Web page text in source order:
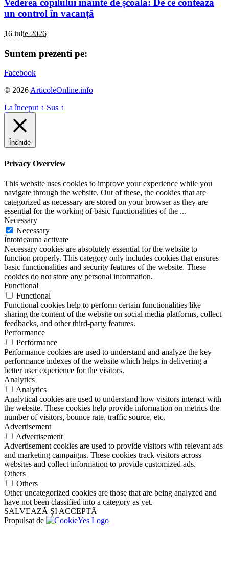
Vederea copilului inainte de școală: De ce contează
un control în vacanță
16 iulie 2026
Suntem prezenti pe:
Facebook
© 2026 ArticoleOnline.info
La început ↑ Sus ↑
Închide
Privacy Overview
This website uses cookies to improve your experience while you
navigate through the website. Out of these, the cookies that are
categorized as necessary are stored on your browser as they are
essential for the working of basic functionalities of the ...
Necessary
Necessary
Întotdeauna activate
Necessary cookies are absolutely essential for the website to
function properly. This category only includes cookies that ensures
basic functionalities and security features of the website. These
cookies do not store any personal information.
Functional
Functional
Functional cookies help to perform certain functionalities like
sharing the content of the website on social media platforms, collect
feedbacks, and other third-party features.
Performance
Performance
Performance cookies are used to understand and analyze the key
performance indexes of the website which helps in delivering a
better user experience for the visitors.
Analytics
Analytics
Analytical cookies are used to understand how visitors interact with
the website. These cookies help provide information on metrics the
number of visitors, bounce rate, traffic source, etc.
Advertisement
Advertisement
Advertisement cookies are used to provide visitors with relevant ads
and marketing campaigns. These cookies track visitors across
websites and collect information to provide customized ads.
Others
Others
Other uncategorized cookies are those that are being analyzed and
have not been classified into a category as yet.
SALVEAZĂ ȘI ACCEPTĂ
Propulsat de